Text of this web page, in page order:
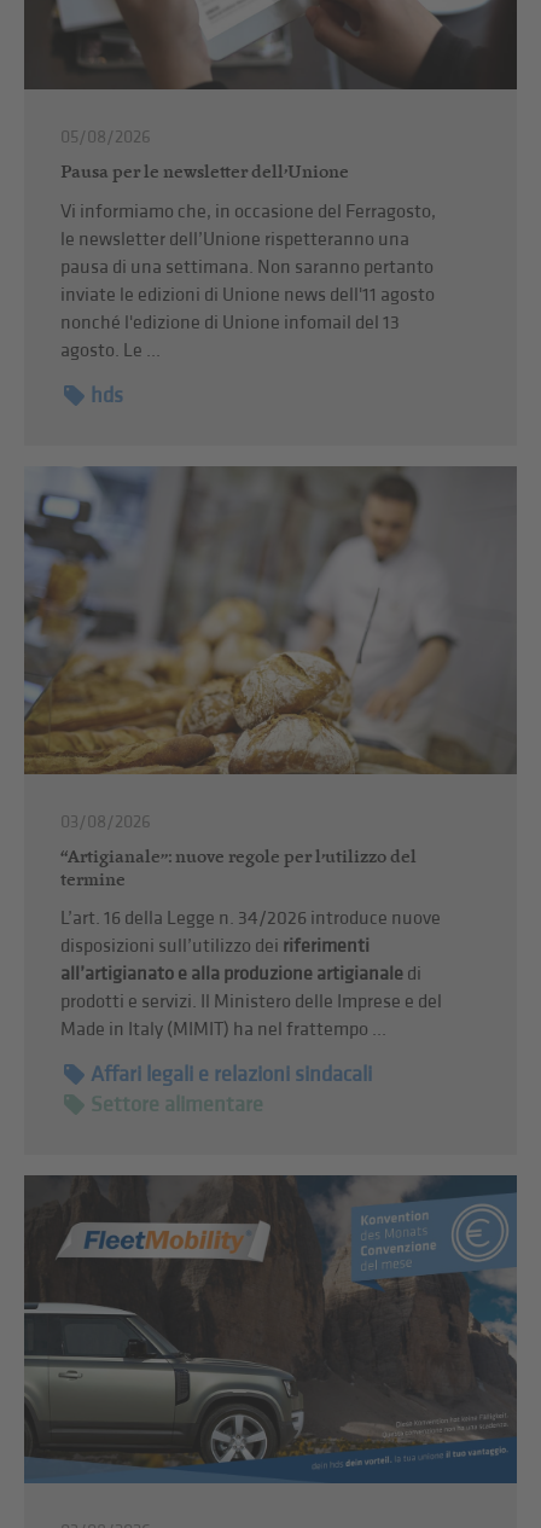
05/08/2026
Pausa per le newsletter dell’Unione
Vi informiamo che, in occasione del Ferragosto,
le newsletter dell’Unione rispetteranno una
pausa di una settimana. Non saranno pertanto
inviate le edizioni di Unione news dell'11 agosto
nonché l'edizione di Unione infomail del 13
agosto. Le ...
hds
03/08/2026
“Artigianale”: nuove regole per l’utilizzo del
termine
L’art. 16 della Legge n. 34/2026 introduce nuove
disposizioni sull’utilizzo dei riferimenti
all’artigianato e alla produzione artigianaledi
prodotti e servizi. Il Ministero delle Imprese e del
Made in Italy (MIMIT) ha nel frattempo ...
Affari legali e relazioni sindacali
Settore alimentare